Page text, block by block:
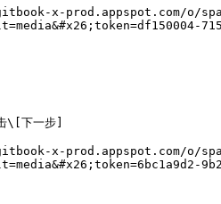
x-prod.appspot.com/o/
\[下一步]
x-prod.appspot.com/o/